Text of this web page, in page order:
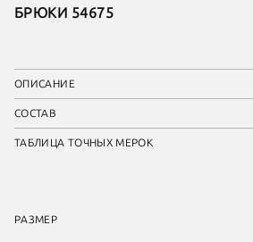
БРЮКИ 54675
ОПИСАНИЕ
СОСТАВ
ТАБЛИЦА ТОЧНЫХ МЕРОК
РАЗМЕР